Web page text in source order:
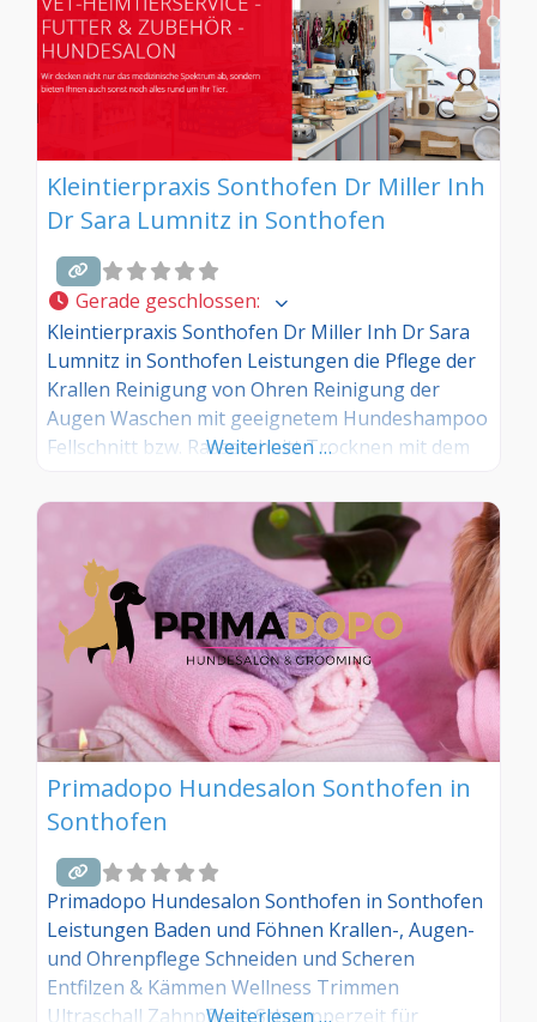
Kleintierpraxis Sonthofen Dr Miller Inh
Dr Sara Lumnitz in Sonthofen
Gerade geschlossen:
Kleintierpraxis Sonthofen Dr Miller Inh Dr Sara
Lumnitz in Sonthofen Leistungen die Pflege der
Krallen Reinigung von Ohren Reinigung der
Augen Waschen mit geeignetem Hundeshampoo
Fellschnitt bzw. Rasseschnitt Trocknen mit dem
Weiterlesen …
Primadopo Hundesalon Sonthofen in
Sonthofen
Primadopo Hundesalon Sonthofen in Sonthofen
Leistungen Baden und Föhnen Krallen-, Augen-
und Ohrenpflege Schneiden und Scheren
Entfilzen & Kämmen Wellness Trimmen
Ultraschall Zahnpflege Schnupperzeit für
Weiterlesen …